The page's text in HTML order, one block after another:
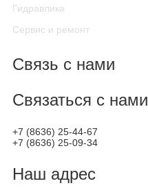
Гидравлика
Сервис и ремонт
Связь с нами
Связаться с нами
+7 (8636) 25-44-67
+7 (8636) 25-09-34
Наш адрес